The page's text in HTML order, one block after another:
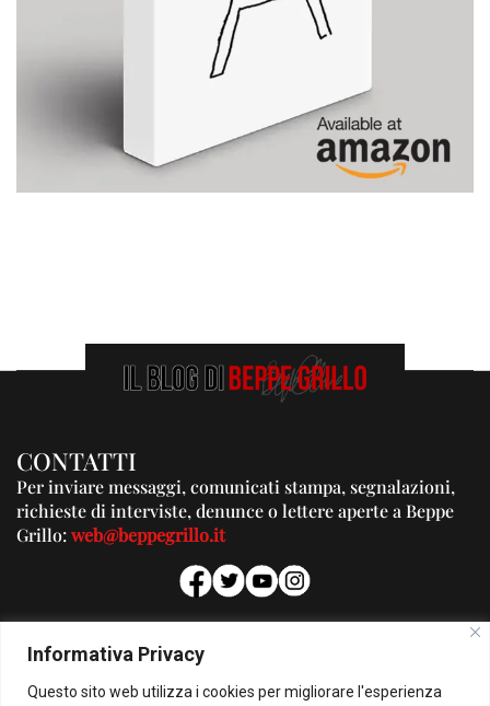
Informativa Privacy
Questo sito web utilizza i cookies per migliorare l'esperienza
CONTATTI
Per inviare messaggi, comunicati stampa, segnalazioni,
richieste di interviste, denunce o lettere aperte a Beppe
Grillo:web@beppegrillo.it
PUBBLICITA'
Per la tua pubblicità su questo Blog:
pubblicita@beppegrillo.it